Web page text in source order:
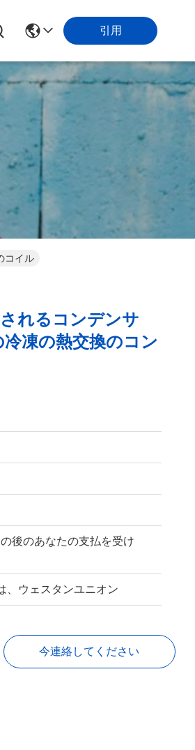
引用
コイル
れるコンデンサ
凍の熱交換のコン
後のあなたの支払を受け
、ウェスタンユニオン
今連絡してください